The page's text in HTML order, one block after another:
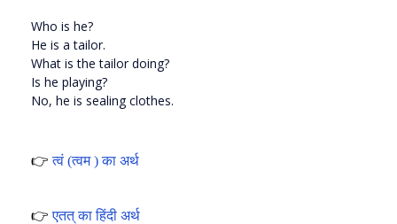
Who is he?
He is a tailor.
What is the tailor doing?
Is he playing?
No, he is sealing clothes.
👉त्वं (त्वम ) का अर्थ
👉एतत् का हिंदी अर्थ